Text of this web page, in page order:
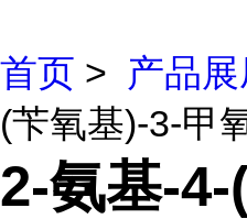
首页 > 产品
(苄氧基)-3-甲
2-氨基-4-